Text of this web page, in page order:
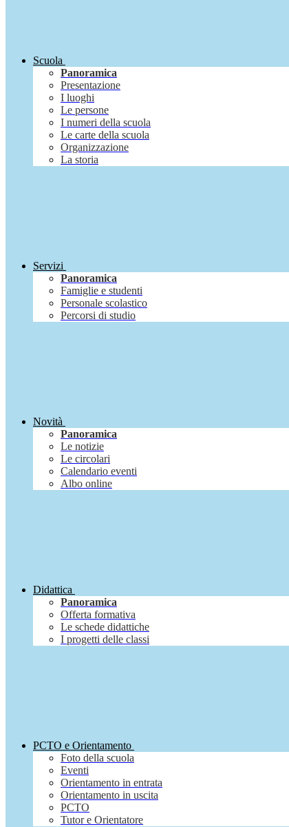
Scuola
Panoramica
Presentazione
I luoghi
Le persone
I numeri della scuola
Le carte della scuola
Organizzazione
La storia
Servizi
Panoramica
Famiglie e studenti
Personale scolastico
Percorsi di studio
Novità
Panoramica
Le notizie
Le circolari
Calendario eventi
Albo online
Didattica
Panoramica
Offerta formativa
Le schede didattiche
I progetti delle classi
PCTO e Orientamento
Foto della scuola
Eventi
Orientamento in entrata
Orientamento in uscita
PCTO
Tutor e Orientatore